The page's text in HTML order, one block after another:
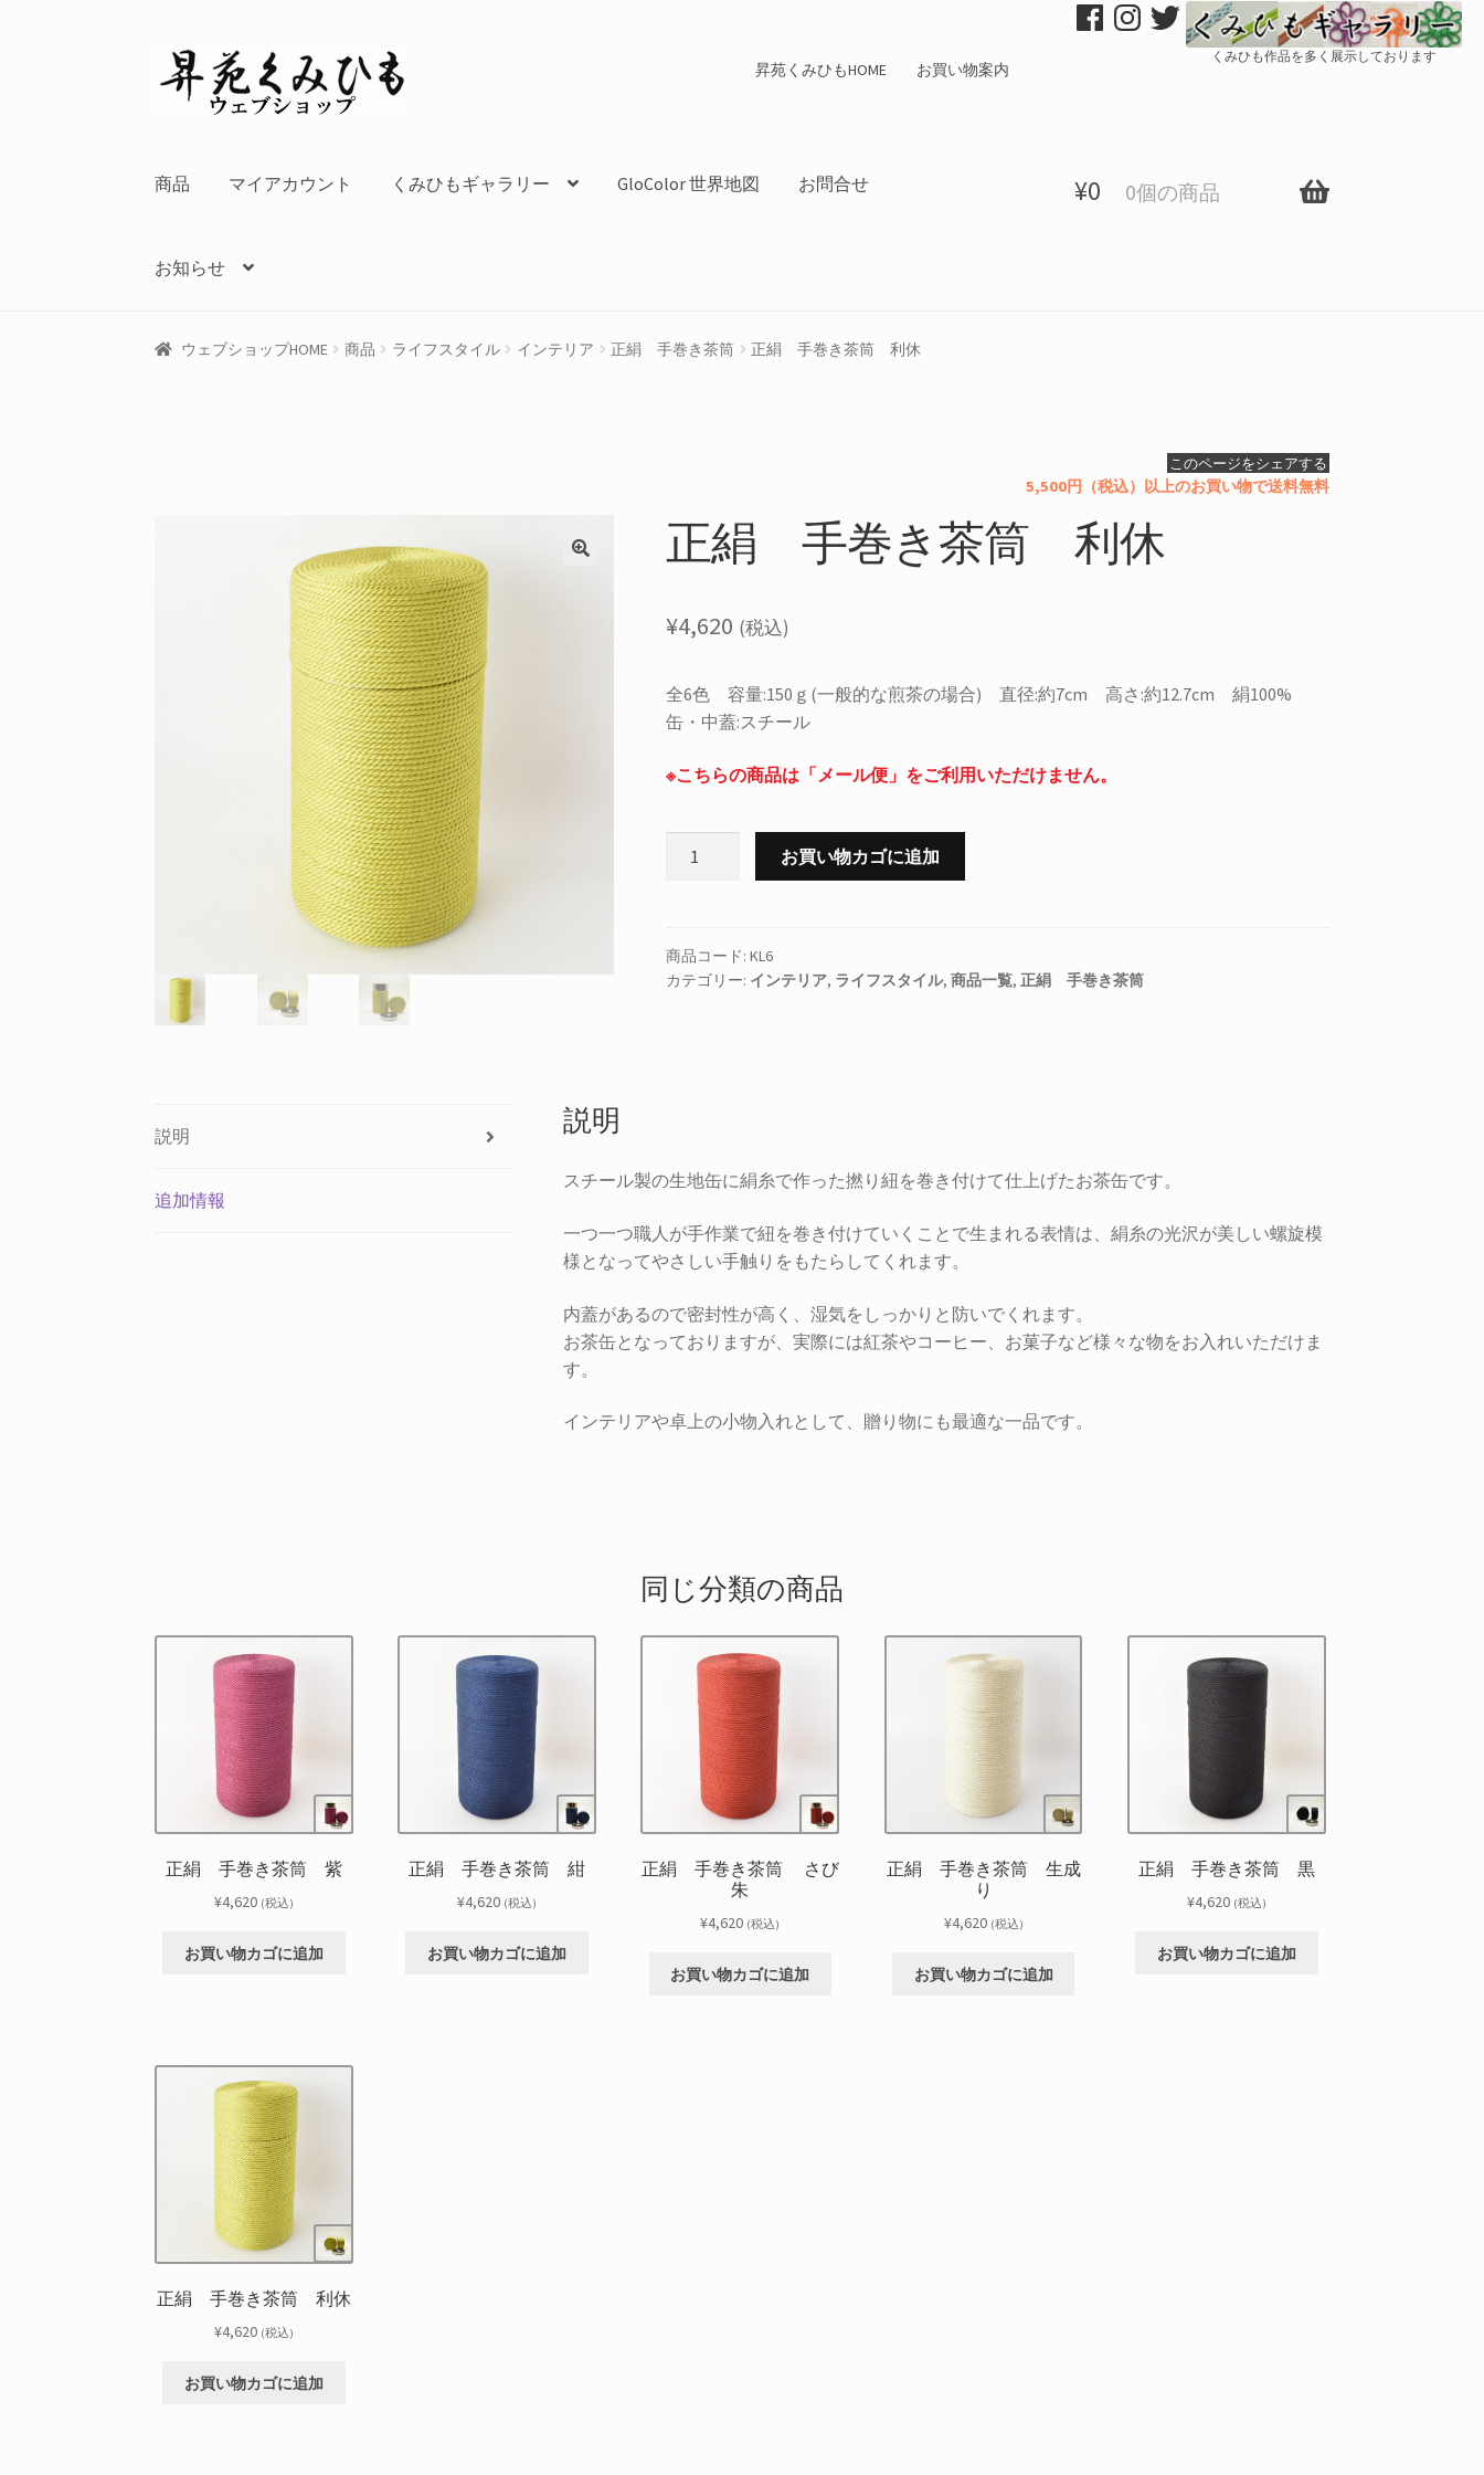
ビ
ョ
ス
プ
ン
へ
ッ
昇苑くみひもHOME お買い物案内
商品 マイアカウント くみひもギャラリー GloColor 世界地図 お問合せ
お知らせ
¥0 0個の商品
くみひも作品を多く展示しております
ウェブショップHOME 商品 ライフスタイル インテリア 正絹 手巻き茶筒 正絹 手巻き茶筒 利休
このページをシェアする
5,500円（税込）以上のお買い物で送料無料
正絹 手巻き茶筒 利休
¥4,620 (税込)
全6色 容量:150ｇ(一般的な煎茶の場合) 直径:約7cm 高さ:約12.7cm 絹100%
缶・中蓋:スチール
※こちらの商品は「メール便」をご利用いただけません。
き
茶
お買い物カゴに追加
商品コード: KL6
カテゴリー: インテリア, ライフスタイル, 商品一覧, 正絹 手巻き茶筒
説明
追加情報
説明
スチール製の生地缶に絹糸で作った撚り紐を巻き付けて仕上げたお茶缶です。
一つ一つ職人が手作業で紐を巻き付けていくことで生まれる表情は、絹糸の光沢が美しい螺旋模
様となってやさしい手触りをもたらしてくれます。
内蓋があるので密封性が高く、湿気をしっかりと防いでくれます。
お茶缶となっておりますが、実際には紅茶やコーヒー、お菓子など様々な物をお入れいただけま
す。
インテリアや卓上の小物入れとして、贈り物にも最適な一品です。
同じ分類の商品
正絹 手巻き茶筒 紫
¥4,620 (税込)
お買い物カゴに追加
正絹 手巻き茶筒 紺
¥4,620 (税込)
お買い物カゴに追加
正絹 手巻き茶筒 さび
朱
¥4,620 (税込)
お買い物カゴに追加
正絹 手巻き茶筒 生成
り
¥4,620 (税込)
お買い物カゴに追加
正絹 手巻き茶筒 黒
¥4,620 (税込)
お買い物カゴに追加
正絹 手巻き茶筒 利休
¥4,620 (税込)
お買い物カゴに追加